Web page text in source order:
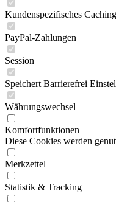
Kundenspezifisches Caching
PayPal-Zahlungen
Session
Speichert Barrierefrei
Währungswechsel
Komfortfunktionen
Diese Cookies werden
Merkzettel
Statistik & Tracking